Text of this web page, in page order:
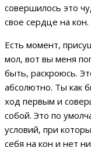
совершилось это
свое сердце на кон.
Есть момент,
мол, вот вы меня
быть, раскроюсь.
абсолютно. Ты как
ход первым и
собой. Это по
условий, при
себя на кон и нет